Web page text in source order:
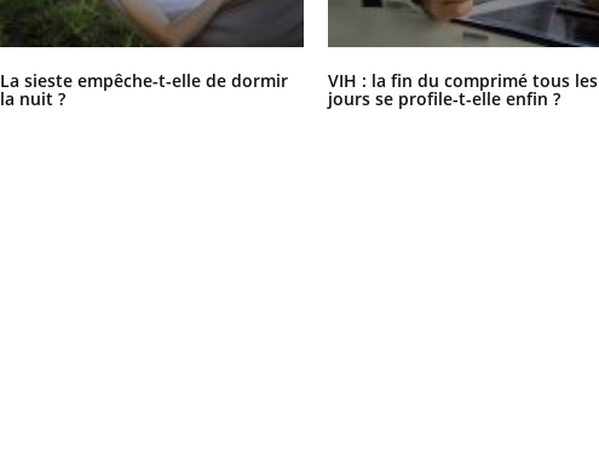
La sieste empêche-t-elle de dormir
la nuit ?
VIH : la fin du comprimé tous les
jours se profile-t-elle enfin ?